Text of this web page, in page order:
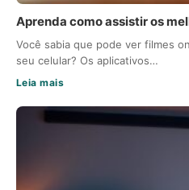
Aprenda como assistir os
Você sabia que pode ver filmes
seu celular? Os aplicativos…
Leia mais